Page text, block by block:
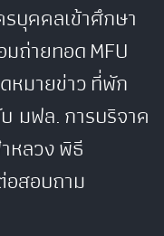
บุคคลเข้าศึกษา
ถ่ายทอดMFU
หมายข่าวที่พัก
มฟล.การบริจาค
หลวงพิธี
สอบถาม